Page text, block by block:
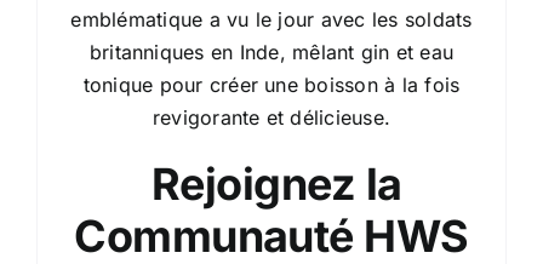
emblématique a vu le jour avec les soldats
britanniques en Inde, mêlant gin et eau
tonique pour créer une boisson à la fois
revigorante et délicieuse.
Rejoignez la
Communauté HWS